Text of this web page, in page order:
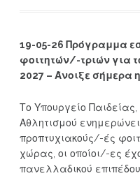
19-05-26 Πρόγραμμα
φοιτητών/-τριών για
2027 – Άνοιξε σήμερα
Το Υπουργείο
Αθλητισμού
προπτυχιακούς/-ές
χώρας, οι οποίοι/-ες
πανελλαδικού επιπέδου